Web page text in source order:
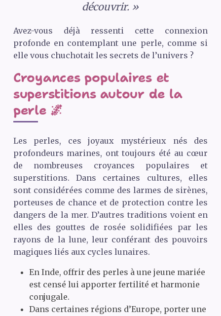
découvrir. »
Avez-vous déjà ressenti cette connexion
profonde en contemplant une perle, comme si
elle vous chuchotait les secrets de l’univers ?
Croyances populaires et
superstitions autour de la
perle 🌌
Les perles, ces joyaux mystérieux nés des
profondeurs marines, ont toujours été au cœur
de nombreuses croyances populaires et
superstitions. Dans certaines cultures, elles
sont considérées comme des larmes de sirènes,
porteuses de chance et de protection contre les
dangers de la mer. D’autres traditions voient en
elles des gouttes de rosée solidifiées par les
rayons de la lune, leur conférant des pouvoirs
magiques liés aux cycles lunaires.
En Inde, offrir des perles à une jeune mariée
est censé lui apporter fertilité et harmonie
conjugale.
Dans certaines régions d’Europe, porter une